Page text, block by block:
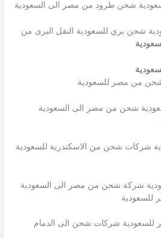
شحن طرود من مصر الى السعودية
شحن بري للسعودية النقل البرى من
من مصر للسعودية
شحن من مصر الى السعودية
شركات شحن من الاسكندرية للسعودية
شركة شحن من مصر الى السعودية
للسعودية
للسعودية شركات شحن الى الدمام